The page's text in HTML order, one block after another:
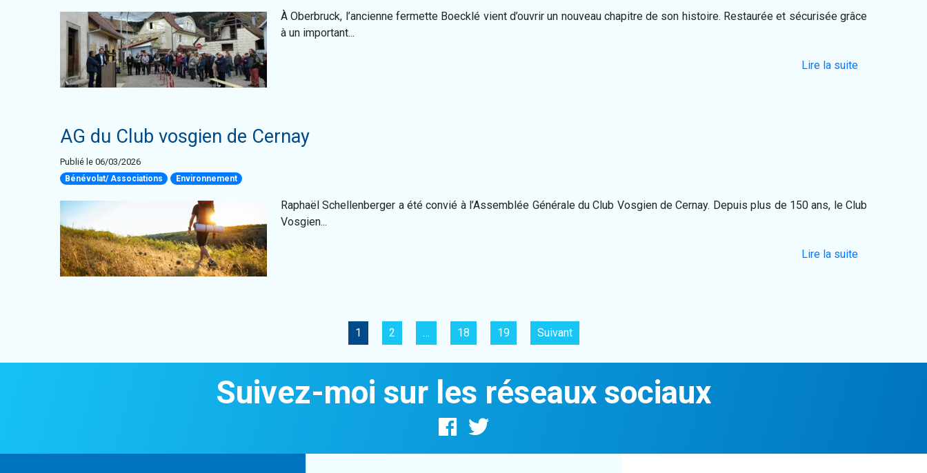
À Oberbruck, l’ancienne fermette Boecklé vient d’ouvrir un nouveau chapitre de son histoire. Restaurée et sécurisée grâce
à un important...
Lire la suite
AG du Club vosgien de Cernay
Publié le 06/03/2026
Bénévolat/ Associations Environnement
Raphaël Schellenberger a été convié à l’Assemblée Générale du Club Vosgien de Cernay. Depuis plus de 150 ans, le Club
Vosgien...
Lire la suite
1 2 … 18 19 Suivant
Suivez-moi sur les réseaux sociaux